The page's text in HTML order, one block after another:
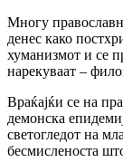
Многу
денес како
хуманизмот и се
нарекуваат –
Враќајќи се на
демонска
светогледот на
бесмисленоста